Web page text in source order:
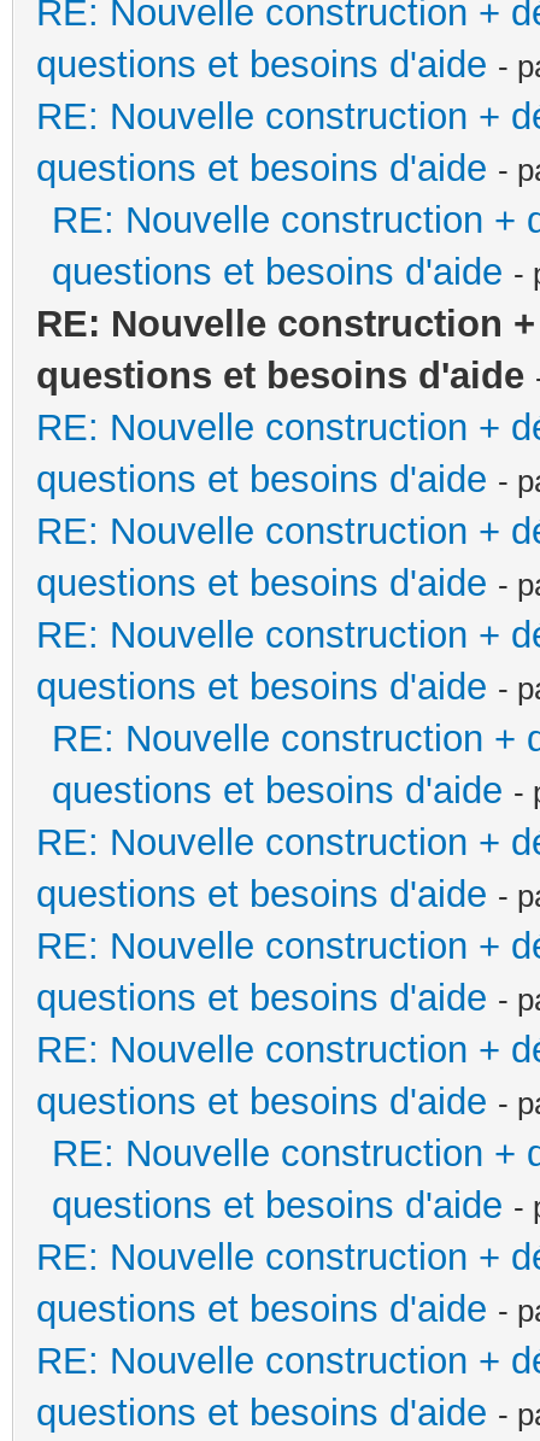
RE: Nouvelle construction +
questions et besoins d'aide -
RE: Nouvelle construction +
questions et besoins d'aide -
RE: Nouvelle construction +
questions et besoins d'aide -
RE: Nouvelle construction
questions et besoins d'aide
RE: Nouvelle construction +
questions et besoins d'aide -
RE: Nouvelle construction +
questions et besoins d'aide -
RE: Nouvelle construction +
questions et besoins d'aide -
RE: Nouvelle construction +
questions et besoins d'aide -
RE: Nouvelle construction +
questions et besoins d'aide -
RE: Nouvelle construction +
questions et besoins d'aide -
RE: Nouvelle construction +
questions et besoins d'aide -
RE: Nouvelle construction +
questions et besoins d'aide -
RE: Nouvelle construction +
questions et besoins d'aide -
RE: Nouvelle construction +
questions et besoins d'aide -